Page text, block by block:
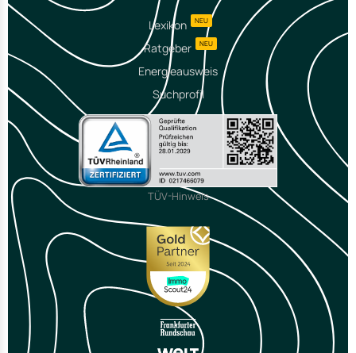
Lexikon NEU
Ratgeber NEU
Energieausweis
Suchprofil
TÜV-Hinweis